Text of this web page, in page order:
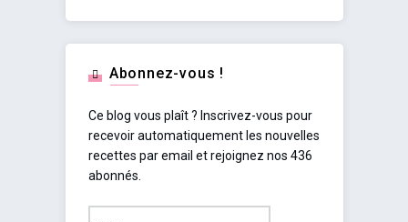
Abonnez-vous !
Ce blog vous plaît ? Inscrivez-vous pour
recevoir automatiquement les nouvelles
recettes par email et rejoignez nos 436
abonnés.